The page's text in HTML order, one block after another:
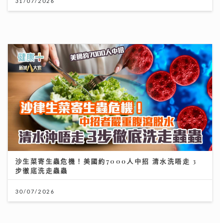
沙生菜寄生蟲危機！美國約7000人中招 清水洗唔走 3
步徹底洗走蟲蟲
30/07/2026